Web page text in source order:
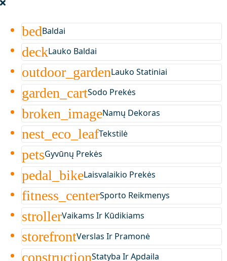
bedBaldai
deckLauko Baldai
outdoor_gardenLauko Statiniai
garden_cartSodo Prekės
broken_imageNamų Dekoras
nest_eco_leafTekstilė
petsGyvūnų Prekės
pedal_bikeLaisvalaikio Prekės
fitness_centerSporto Reikmenys
strollerVaikams Ir Kūdikiams
storefrontVerslas Ir Pramonė
constructionStatyba Ir Apdaila